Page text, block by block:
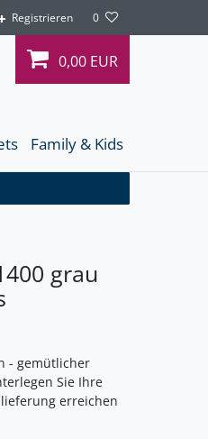
Registrieren 0
0,00 EUR
Family & Kids
grau
- gemütlicher
Sie Ihre
erreichen